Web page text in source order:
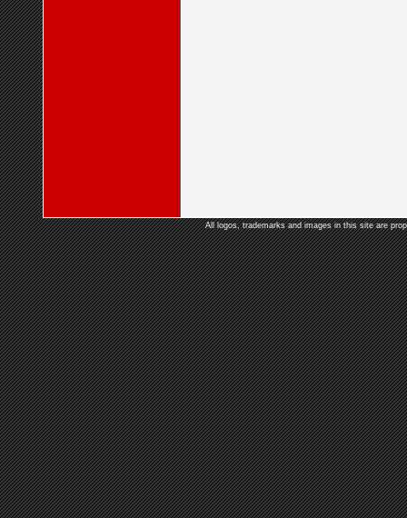
All logos, trademarks and images in this site are